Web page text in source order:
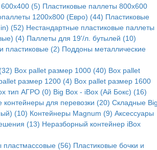
(5) Пластиковые паллеты 800x600
1200x800 (Евро) (44) Пластиковые
(52) Нестандартные пластиковые паллеты
(4) Паллеты для 19'/л. бутылей (10)
пластиковые (2) Поддоны металлические
Box pallet размер 1000 (40) Box pallet
размер 1200 (4) Box pallet размер 1600
тип АГРО (0) Big Box - iBox (Ай Бокс) (16)
для перевозки (20) Складные
(10) Контейнеры Magnum (9) Аксессуары
(13) Неразборный контейнер iBox
пластмассовые (56) Пластиковые бочки и